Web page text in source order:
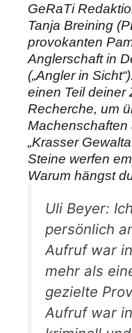
GeRaTi
Tanja Breining
provokanten
Anglerschaft in
(„Angler in
einen Teil deiner
Recherche, um
Machenschaften
„Krasser
Steine werfen
Warum hängst
Uli Beyer:
persönlich
Aufruf war
mehr als
gezielte
Aufruf war